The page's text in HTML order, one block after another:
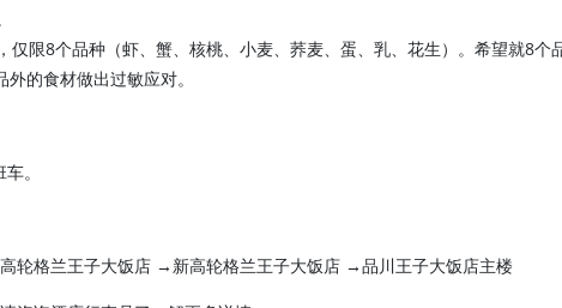
仅限8个品种（虾、蟹、核桃、小麦、荞麦、蛋、乳、花生）。希望就8
的食材做出过敏应对。
。
轮格兰王子大饭店 →新高轮格兰王子大饭店 →品川王子大饭店主楼